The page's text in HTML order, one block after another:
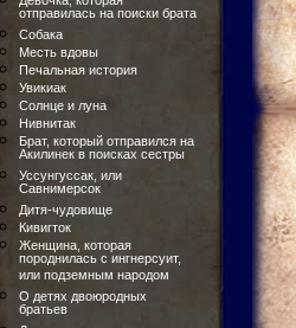
отправилась на поиски брата
Собака
Месть вдовы
Печальная история
Увикиак
Солнце и луна
Нивнитак
Брат, который отправился на
Акилинек в поисках сестры
Уссунгуссак, или
Савнимерсок
Дитя-чудовище
Кивигток
Женщина, которая
породнилась с ингнерсуит,
или подземным народом
О детях двоюродных
братьев